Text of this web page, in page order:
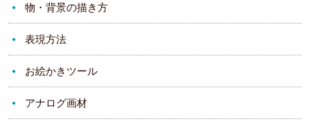
物・背景の描き方
表現方法
お絵かきツール
アナログ画材